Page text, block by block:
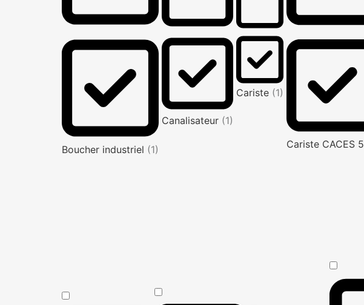
Boucher industriel (1)
Canalisateur (1)
Cariste (1)
Cariste CACES 5